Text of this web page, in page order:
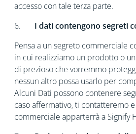
accesso con tale terza parte.
6. I dati contengono segreti
Pensa a un segreto commerciale
in cui realizziamo un prodotto o
di prezioso che vorremmo
nessun altro possa usarlo per
Alcuni Dati possono contenere
caso affermativo, ti contatteremo
commerciale apparterrà a Signify